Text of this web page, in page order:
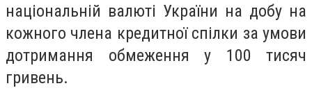
національній валюті України на добу на
кожного члена кредитної спілки за умови
дотримання обмеження у 100 тисяч
гривень.